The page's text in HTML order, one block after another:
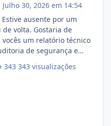
Julho 30, 2026 em 14:54
ausente por um
volta. Gostaria de
um relatório técnico
de segurança e
e comercialização
343 visualizações